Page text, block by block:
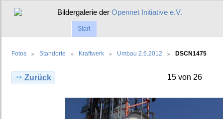
Bildergalerie derOpennet Initiative e.V.
Start
Fotos Standorte Kraftwerk Umbau 2.6.2012 DSCN1475
Zurück 15 von 26